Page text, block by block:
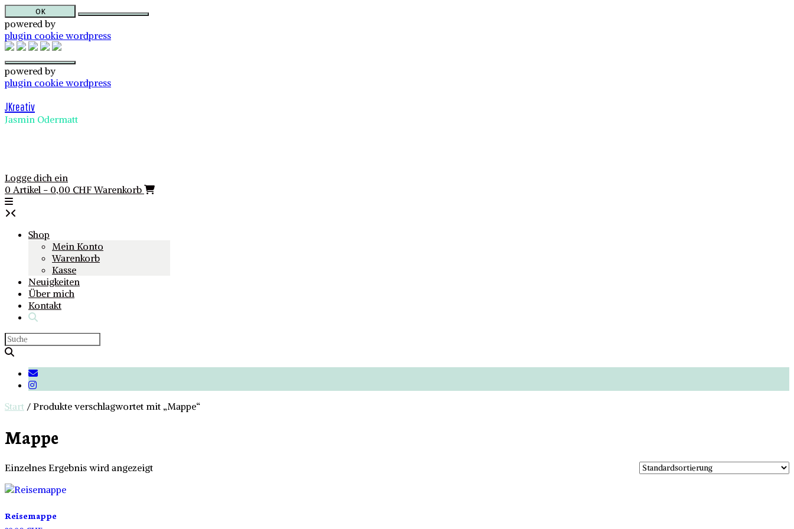
OK
powered by
plugin cookie wordpress
powered by
plugin cookie wordpress
to
content
JKreativ
Jasmin Odermatt
Logge dich ein
0 Artikel - 0,00 CHFWarenkorb
Shop
Mein Konto
Warenkorb
Kasse
Neuigkeiten
Über mich
Kontakt
Start / Produkte verschlagwortet mit „Mappe“
Mappe
Einzelnes Ergebnis wird angezeigt
Reisemappe